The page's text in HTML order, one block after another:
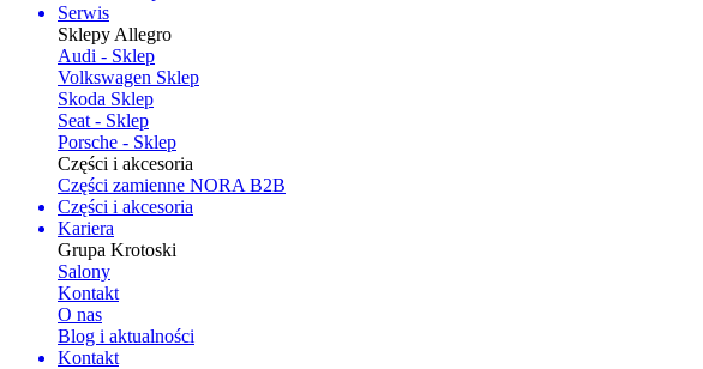
Serwis
Sklepy Allegro
Audi - Sklep
Volkswagen Sklep
Skoda Sklep
Seat - Sklep
Porsche - Sklep
Części i akcesoria
Części zamienne NORA B2B
Części i akcesoria
Kariera
Grupa Krotoski
Salony
Kontakt
O nas
Blog i aktualności
Kontakt